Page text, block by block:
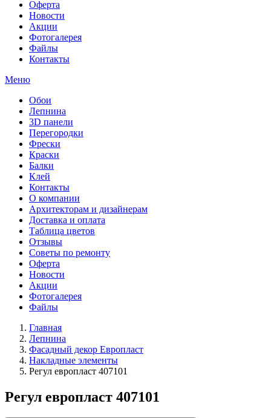
Оферта
Новости
Акции
Фотогалерея
Файлы
Контакты
Меню
Обои
Лепнина
3D панели
Перегородки
Фрески
Краски
Балки
Клей
Контакты
О компании
Архитекторам и дизайнерам
Доставка и оплата
Таблица цветов
Отзывы
Советы по ремонту
Оферта
Новости
Акции
Фотогалерея
Файлы
Главная
Лепнина
Фасадный декор Европласт
Накладные элементы
Регул европласт 407101
Регул европласт 407101